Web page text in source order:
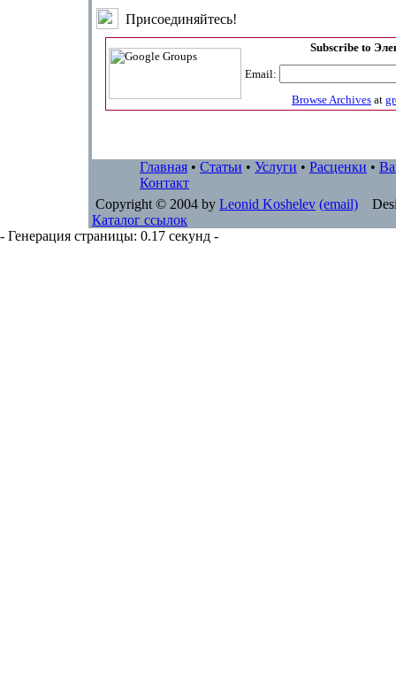
Присоединяйтесь!
Subscribe to
Email:
Browse Archives at
Главная • Статьи • Услуги • Расценки •
Контакт
Copyright © 2004 by Leonid Koshelev (email)
Каталог ссылок
- Генерация страницы: 0.17 секунд -